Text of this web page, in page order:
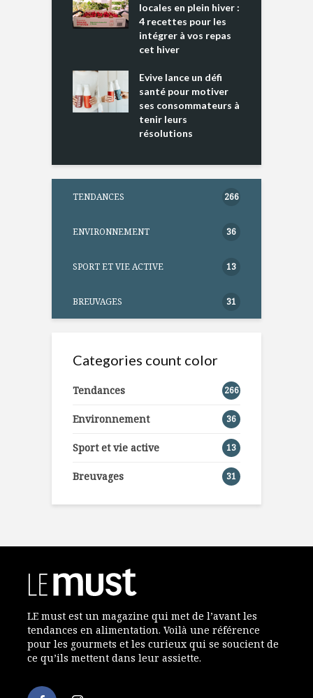
locales en plein hiver :
4 recettes pour les
intégrer à vos repas
cet hiver
Evive lance un défi
santé pour motiver
ses consommateurs à
tenir leurs
résolutions
TENDANCES 266
ENVIRONNEMENT 36
SPORT ET VIE ACTIVE 13
BREUVAGES 31
Categories count color
Tendances 266
Environnement 36
Sport et vie active 13
Breuvages 31
LE must est un magazine qui met de l’avant les
tendances en alimentation. Voilà une référence
pour les gourmets et les curieux qui se soucient de
ce qu’ils mettent dans leur assiette.